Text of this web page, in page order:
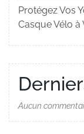
Protégez Vos
Casque Vélo à
Aucun